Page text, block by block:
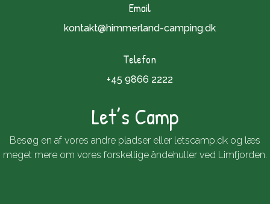
Email
kontakt@himmerland-camping.dk
Telefon
+45 9866 2222
Let’s Camp
Besøg en af vores andre pladser eller letscamp.dk og læs
meget mere om vores forskellige åndehuller ved Limfjorden.